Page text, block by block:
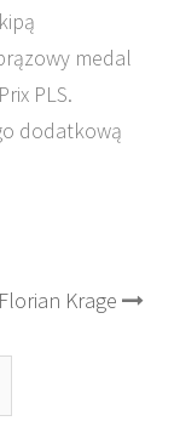
medal
PLS.
dodatkową
Krage